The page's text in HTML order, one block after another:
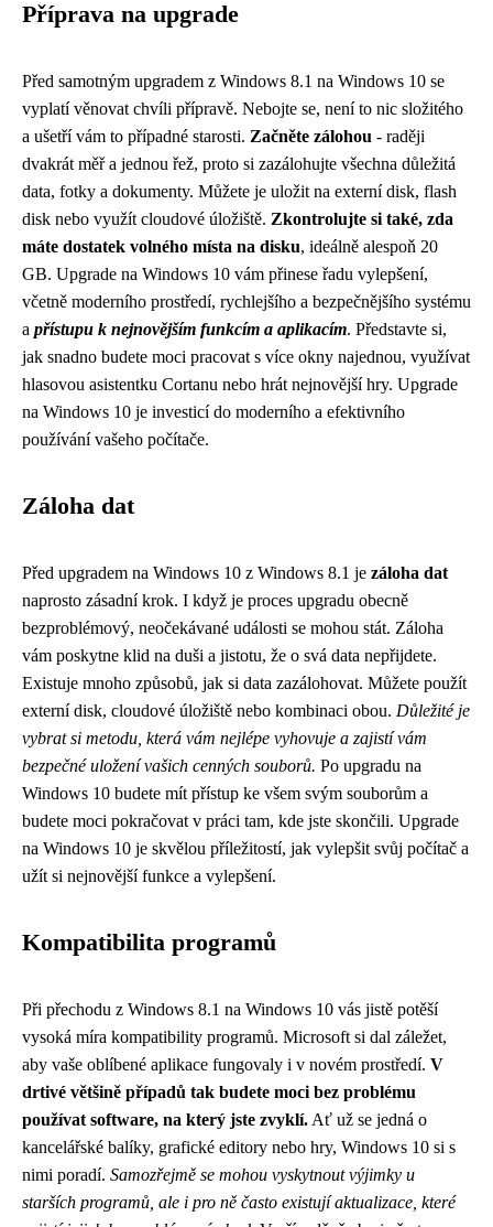
Příprava na upgrade
Před samotným upgradem z Windows 8.1 na Windows 10 se
vyplatí věnovat chvíli přípravě. Nebojte se, není to nic složitého
a ušetří vám to případné starosti. Začněte zálohou - raději
dvakrát měř a jednou řež, proto si zazálohujte všechna důležitá
data, fotky a dokumenty. Můžete je uložit na externí disk, flash
disk nebo využít cloudové úložiště. Zkontrolujte si také, zda
máte dostatek volného místa na disku, ideálně alespoň 20
GB. Upgrade na Windows 10 vám přinese řadu vylepšení,
včetně moderního prostředí, rychlejšího a bezpečnějšího systému
a přístupu k nejnovějším funkcím a aplikacím. Představte si,
jak snadno budete moci pracovat s více okny najednou, využívat
hlasovou asistentku Cortanu nebo hrát nejnovější hry. Upgrade
na Windows 10 je investicí do moderního a efektivního
používání vašeho počítače.
Záloha dat
Před upgradem na Windows 10 z Windows 8.1 je záloha dat
naprosto zásadní krok. I když je proces upgradu obecně
bezproblémový, neočekávané události se mohou stát. Záloha
vám poskytne klid na duši a jistotu, že o svá data nepřijdete.
Existuje mnoho způsobů, jak si data zazálohovat. Můžete použít
externí disk, cloudové úložiště nebo kombinaci obou. Důležité je
vybrat si metodu, která vám nejlépe vyhovuje a zajistí vám
bezpečné uložení vašich cenných souborů. Po upgradu na
Windows 10 budete mít přístup ke všem svým souborům a
budete moci pokračovat v práci tam, kde jste skončili. Upgrade
na Windows 10 je skvělou příležitostí, jak vylepšit svůj počítač a
užít si nejnovější funkce a vylepšení.
Kompatibilita programů
Při přechodu z Windows 8.1 na Windows 10 vás jistě potěší
vysoká míra kompatibility programů. Microsoft si dal záležet,
aby vaše oblíbené aplikace fungovaly i v novém prostředí. V
drtivé většině případů tak budete moci bez problému
používat software, na který jste zvyklí. Ať už se jedná o
kancelářské balíky, grafické editory nebo hry, Windows 10 si s
nimi poradí. Samozřejmě se mohou vyskytnout výjimky u
starších programů, ale i pro ně často existují aktualizace, které